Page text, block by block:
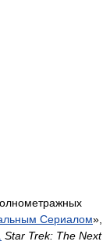
Сериалом»,
Star Trek: The Next